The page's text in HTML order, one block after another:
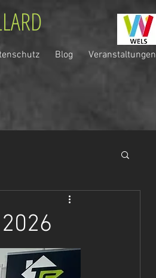
Blog Veranstaltungen